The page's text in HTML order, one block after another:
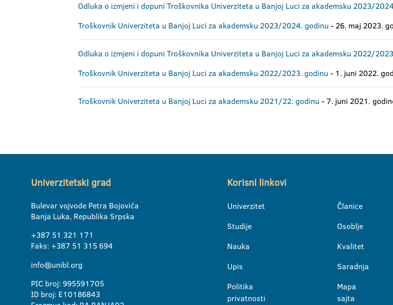
Odluka o izmjeni i dopuni Troškovnika Univerziteta u Banjoj Luci za akademsku 2023/
Troškovnik Univerziteta u Banjoj Luci za akademsku 2023/2024. godinu - 26. maj 2023.
Odluka o izmjeni i dopuni Troškovnika Univerziteta u Banjoj Luci za akademsku 2022/
Troškovnik Univerziteta u Banjoj Luci za akademsku 2022/2023. godinu - 1. juni 2022.
Troškovnik Univerziteta u Banjoj Luci za akademsku 2021/22. godinu - 7. juni 2021.
Univerzitetski grad
Bulevar vojvode Petra Bojovića
Banja Luka, Republika Srpska
+387 51 321 171
Faks: +387 51 315 694
info@unibl.org
PIC broj: 995591705
ID broj: E10186843
Korisni linkovi
Univerzitet
Studije
Nauka
Upis
Politika
privatnosti
Članice
Osoblje
Kvalitet
Saradnja
Mapa
sajta